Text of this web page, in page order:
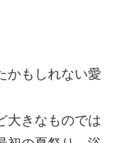
かもしれない愛
大きなものでは